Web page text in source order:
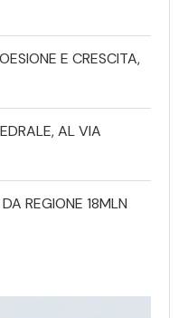
E CRESCITA,
AL VIA
REGIONE 18MLN